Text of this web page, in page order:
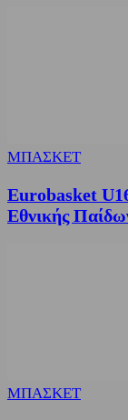
ΜΠΑΣΚΕΤ
Eurobasket
Εθνικής
ΜΠΑΣΚΕΤ